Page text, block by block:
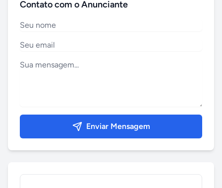
Contato com o Anunciante
Enviar Mensagem